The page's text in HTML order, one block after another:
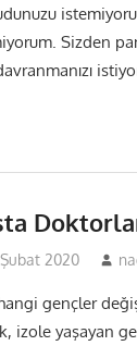
Sizden
Şubat 2020
gençler
izole yaşayan